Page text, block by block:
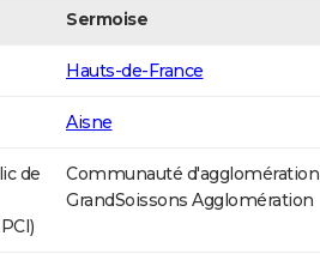
Sermoise
Hauts-de-France
Aisne
de
Communauté d'agglomération
GrandSoissons Agglomération